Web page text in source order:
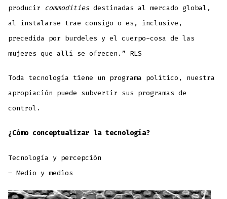
producir
commoditiesdestinadas al mercado global,
al instalarse trae consigo o es, inclusive,
precedida por burdeles y el cuerpo-cosa de las
mujeres que allí se ofrecen.” RLS
Toda tecnología tiene un programa político, nuestra
apropiación puede subvertir sus programas de
control.
¿Cómo conceptualizar la tecnología?
Tecnología y percepción
– Medio y medios